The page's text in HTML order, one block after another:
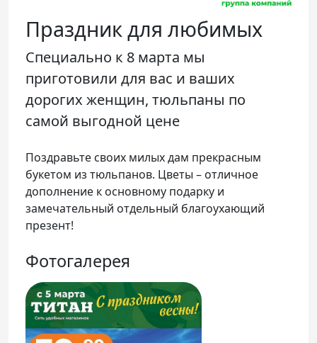
Праздник для любимых
Специально к 8 марта мы
приготовили для вас и ваших
дорогих женщин, тюльпаны по
самой выгодной цене
Поздравьте своих милых дам прекрасным
букетом из тюльпанов. Цветы – отличное
дополнение к основному подарку и
замечательный отдельный благоухающий
презент!
Фотогалерея